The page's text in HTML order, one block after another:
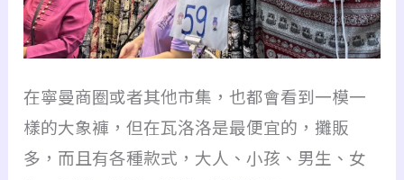
在寧曼商圈或者其他市集，也都會看到一模一
樣的大象褲，但在瓦洛洛是最便宜的，攤販
多，而且有各種款式，大人、小孩、男生、女